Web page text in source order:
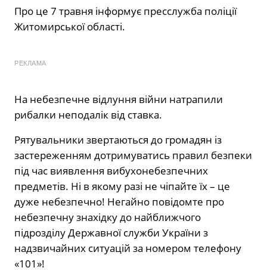
Про це 7 травня інформує пресслужба поліції
Житомирської області.
РЕКЛАМА
На небезпечне відлуння війни натрапили
рибалки неподалік від ставка.
Рятувальники звертаються до громадян із
застереженням дотримуватись правил безпеки
під час виявлення вибухонебезпечних
предметів. Ні в якому разі не чіпайте їх – це
дуже небезпечно! Негайно повідомте про
небезпечну знахідку до найближчого
підрозділу Державної служби України з
надзвичайних ситуацій за номером телефону
«101»!